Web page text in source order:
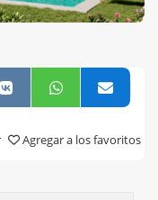
Agregar a los favoritos